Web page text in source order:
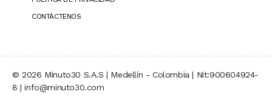
CONTÁCTENOS
© 2026 Minuto30 S.A.S | Medellín - Colombia | Nit:900604924-
8 | info@minuto30.com